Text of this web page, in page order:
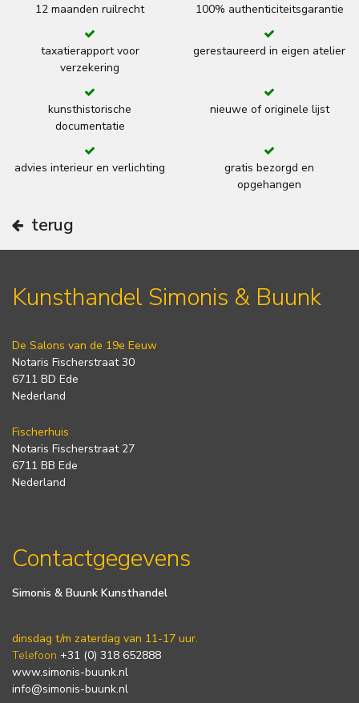
12 maanden ruilrecht 100% authenticiteitsgarantie
taxatierapport voor
verzekering
gerestaureerd in eigen atelier
kunsthistorische
documentatie
nieuwe of originele lijst
advies interieur en verlichting
gratis bezorgd en
opgehangen
terug
Kunsthandel Simonis & Buunk
De Salons van de 19e Eeuw
Notaris Fischerstraat 30
6711 BD Ede
Nederland
Fischerhuis
Notaris Fischerstraat 27
6711 BB Ede
Nederland
Contactgegevens
Simonis & Buunk Kunsthandel
dinsdag t/m zaterdag van 11-17 uur.
Telefoon +31 (0) 318 652888
www.simonis-buunk.nl
info@simonis-buunk.nl